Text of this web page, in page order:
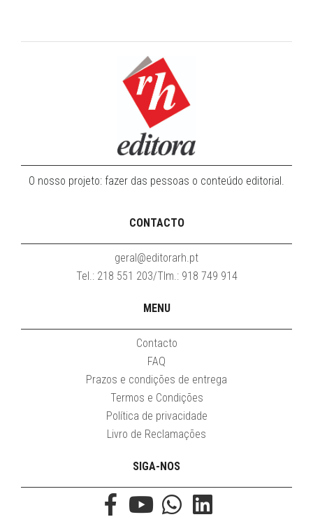
O nosso projeto: fazer das pessoas o conteúdo editorial.
CONTACTO
geral@editorarh.pt
Tel.: 218 551 203/Tlm.: 918 749 914
MENU
Contacto
FAQ
Prazos e condições de entrega
Termos e Condições
Política de privacidade
Livro de Reclamações
SIGA-NOS